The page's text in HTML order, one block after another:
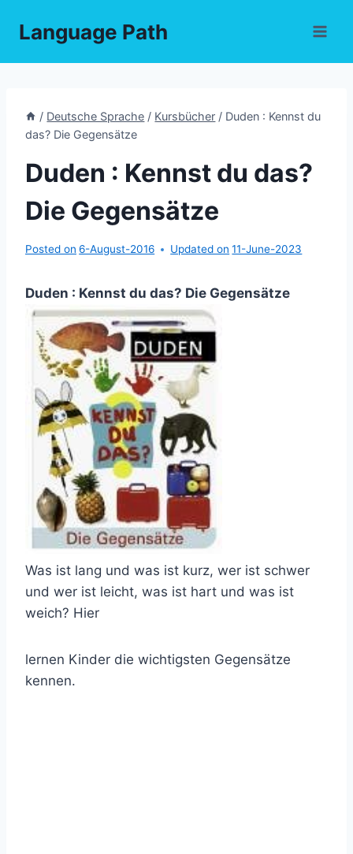
Language Path
/ Deutsche Sprache / Kursbücher / Duden : Kennst du
das? Die Gegensätze
Duden : Kennst du das?
Die Gegensätze
Posted on 6-August-2016 Updated on 11-June-2023
Duden : Kennst du das? Die Gegensätze
Was ist lang und was ist kurz, wer ist schwer
und wer ist leicht, was ist hart und was ist
weich? Hier
lernen Kinder die wichtigsten Gegensätze
kennen.